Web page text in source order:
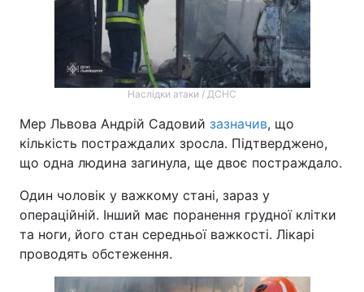
Тема оформлення
Наслідки атаки / ДСНС
Мер Львова Андрій Садовий зазначив, що
кількість постраждалих зросла. Підтверджено,
що одна людина загинула, ще двоє постраждало.
Один чоловік у важкому стані, зараз у
операційній. Інший має поранення грудної клітки
та ноги, його стан середньої важкості. Лікарі
проводять обстеження.